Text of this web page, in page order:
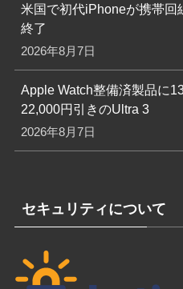
米国で初代iPhoneが携帯回
終了
2026年8月7日
Apple Watch整備済製品に
22,000円引きのUltra 3
2026年8月7日
セキュリティについて